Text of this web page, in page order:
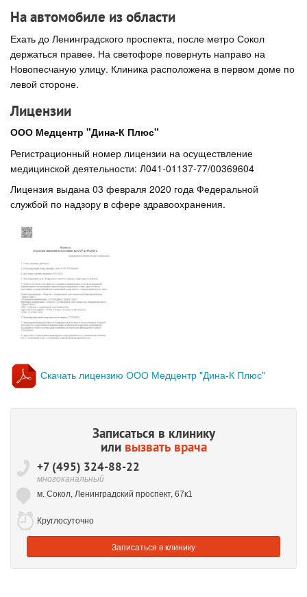
На автомобиле из области
Ехать до Ленинградского проспекта, после метро Сокол
держаться правее. На светофоре повернуть направо на
Новопесчаную улицу. Клиника расположена в первом доме по
левой стороне.
Лицензии
ООО Медцентр "Дина-К Плюс"
Регистрационный номер лицензии на осуществление
медицинской деятельности: Л041-01137-77/00369604
Лицензия выдана 03 февраля 2020 года Федеральной
службой по надзору в сфере здравоохранения.
Скачать лицензию ООО Медцентр "Дина-К Плюс"
Записаться в клинику
или вызвать врача
+7 (495) 324-88-22
многоканальный
м. Сокол, Ленинградский проспект, 67к1
Круглосуточно
Записаться в клинику